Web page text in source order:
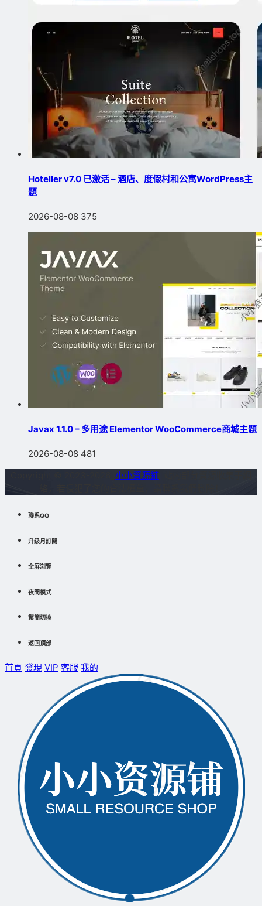
Hoteller v7.0 已激活 – 酒店、度假村和公寓WordPress主
題
2026-08-08 375
Javax 1.1.0 – 多用途 Elementor WooCommerce商城主題
2026-08-08 481
小小資源鋪
聯系QQ
升級月訂閱
全屏浏覽
夜間模式
繁簡切換
返回頂部
首頁 發現 VIP 客服 我的